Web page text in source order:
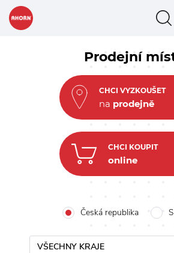
Prodejní
CHCI VYZKOUŠET
na prodejně
CHCI KOUPIT
online
Česká republika
VŠECHNY KRAJE